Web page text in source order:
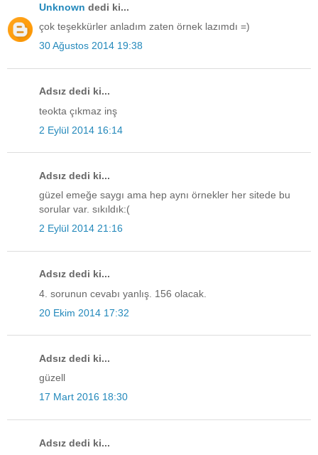
Unknown dedi ki...
çok teşekkürler anladım zaten örnek lazımdı =)
30 Ağustos 2014 19:38
Adsız dedi ki...
teokta çıkmaz inş
2 Eylül 2014 16:14
Adsız dedi ki...
güzel emeğe saygı ama hep aynı örnekler her sitede bu
sorular var. sıkıldık:(
2 Eylül 2014 21:16
Adsız dedi ki...
4. sorunun cevabı yanlış. 156 olacak.
20 Ekim 2014 17:32
Adsız dedi ki...
güzell
17 Mart 2016 18:30
Adsız dedi ki...